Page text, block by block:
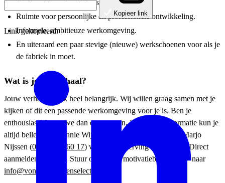
Een betrokken familiaire sfeer.
Ruimte voor persoonlijke en professionele ontwikkeling.
Informele, ambitieuze werkomgeving.
En uiteraard een paar stevige (nieuwe) werkschoenen voor als je
de fabriek in moet.
Wat is jouw verhaal?
Jouw verhaal is ook heel belangrijk. Wij willen graag samen met je
kijken of dit een passende werkomgeving voor je is. Ben je
enthousiast? Laten we dan eens praten. Voor meer informatie kun je
altijd bellen met Connie Wijnands (
) of Marjo
Nijssen (06 – 266 860 17) van Vonk Werving en Selectie. Direct
aanmelden kan ook. Stuur ons dan je motivatiebrief en CV naar
info@vonkwervingenselectie.nl
Kopieer link
Link gekopieerd.